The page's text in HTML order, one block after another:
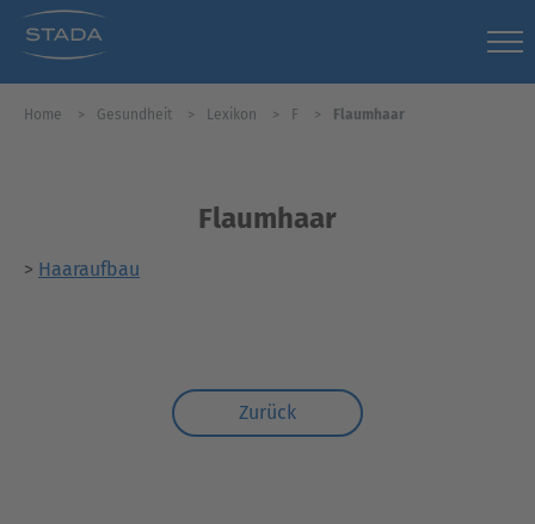
Home Gesundheit Lexikon F Flaumhaar
Flaumhaar
> Haaraufbau
Zurück